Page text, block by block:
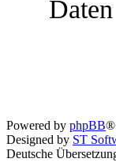
Powered by phpBB®
Designed by ST
Deutsche